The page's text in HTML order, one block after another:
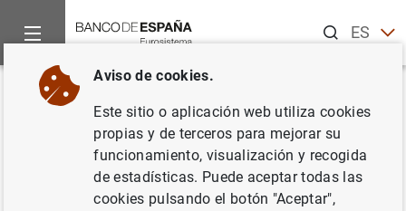
ESEN
Inicio Noticias y eventos
Volver
Estado financiero inicial
consolidado del Eurosistema a
1 de enero de 2007 y Estado
Aviso de cookies.
Este sitio o aplicación web utiliza cookies
propias y de terceros para mejorar su
funcionamiento, visualización y recogida
de estadísticas. Puede aceptar todas las
cookies pulsando el botón "Aceptar",